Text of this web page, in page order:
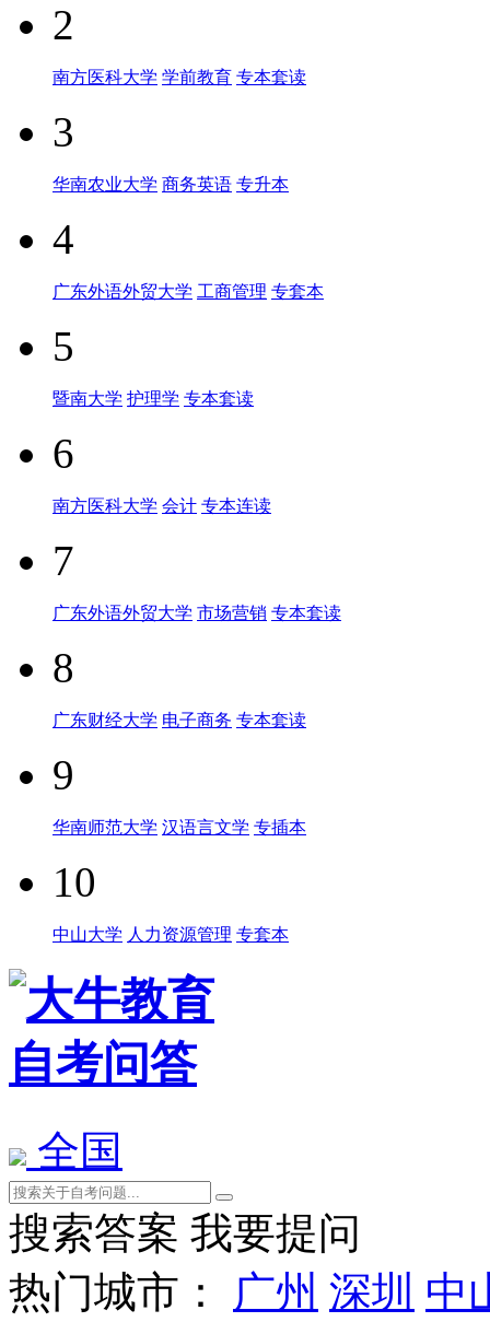
2
南方医科大学 学前教育 专本套读
3
华南农业大学 商务英语 专升本
4
广东外语外贸大学 工商管理 专套本
5
暨南大学 护理学 专本套读
6
南方医科大学 会计 专本连读
7
广东外语外贸大学 市场营销 专本套读
8
广东财经大学 电子商务 专本套读
9
华南师范大学 汉语言文学 专插本
10
中山大学 人力资源管理 专套本
全国
搜索答案 我要提问
热门城市：
广州 深圳 中